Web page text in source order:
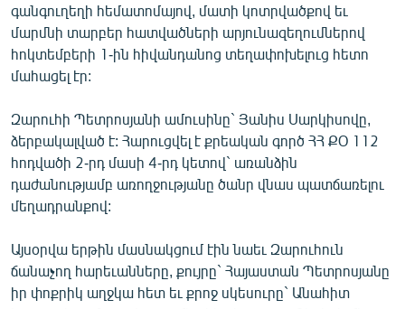
English
Русский
«Ազատության» բոլոր կայքերը
գանգուղեղի հեմատոմայով, մատի կոտրվածքով եւ
մարմնի տարբեր հատվածների արյունազեղումներով
հոկտեմբերի 1-ին հիվանդանոց տեղափոխելուց հետո
մահացել էր:
Զարուհի Պետրոսյանի ամուսինը` Յանիս Սարկիսովը,
ձերբակալված է: Հարուցվել է քրեական գործ ՀՀ ՔՕ 112
հոդվածի 2-րդ մասի 4-րդ կետով` առանձին
դաժանությամբ առողջությանը ծանր վնաս պատճառելու
մեղադրանքով:
Այսօրվա երթին մասնակցում էին նաեւ Զարուհուն
ճանաչող հարեւանները, քույրը` Հայաստան Պետրոսյանը
իր փոքրիկ աղջկա հետ եւ քրոջ սկեսուրը` Անահիտ